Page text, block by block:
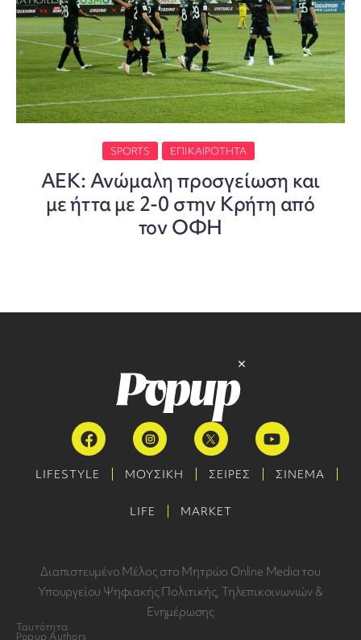
SPORTS ΕΠΙΚΑΙΡΌΤΗΤΑ
ΑΕΚ: Ανώμαλη προσγείωση και
με ήττα με 2-0 στην Κρήτη από
τον ΟΦΗ
LIFESTYLE ΜΟΥΣΙΚΗ ΣΕΙΡΕΣ ΣΙΝΕΜΑ
LIFE MARKET
Διαπιστευμένο Μέλος στο Μητρώο Online Media του
Υπουργείου Ψηφιακής Πολιτικής, Τηλεπικοινωνιών &
Ενημέρωσης
Ταυτότητα
Popup Authors